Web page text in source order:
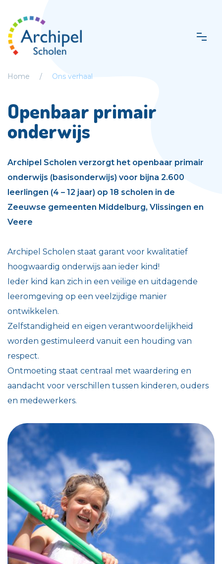
Home Ons verhaal
Openbaar primair
onderwijs
Archipel Scholen verzorgt het openbaar primair
onderwijs (basisonderwijs) voor bijna 2.600
leerlingen (4 – 12 jaar) op 18 scholen in de
Zeeuwse gemeenten Middelburg, Vlissingen en
Veere
Archipel Scholen staat garant voor kwalitatief
hoogwaardig onderwijs aan ieder kind!
Ieder kind kan zich in een veilige en uitdagende
leeromgeving op een veelzijdige manier
ontwikkelen.
Zelfstandigheid en eigen verantwoordelijkheid
worden gestimuleerd vanuit een houding van
respect.
Ontmoeting staat centraal met waardering en
aandacht voor verschillen tussen kinderen, ouders
en medewerkers.